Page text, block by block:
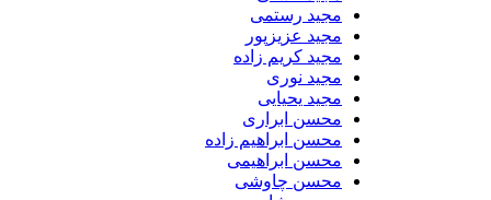
مجید رستمی
مجید عزیزپور
مجید کریم زاده
مجید نوری
مجید یحیایی
محسن ابراری
محسن ابراهیم زاده
محسن ابراهیمی
محسن چاوشی